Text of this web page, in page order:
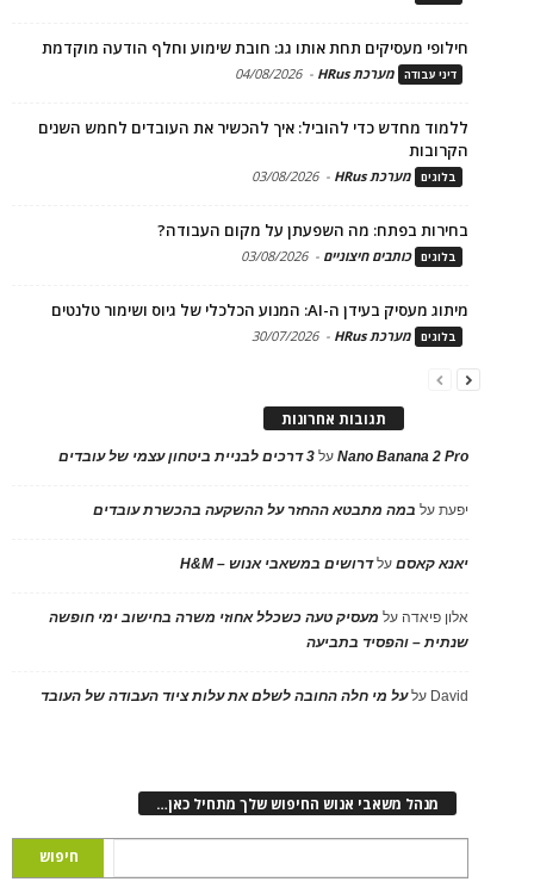
חילופי מעסיקים תחת אותו גג: חובת שימוע וחלף הודעה מוקדמת
דיני עבודה מערכת HRus -
04/08/2026
ללמוד מחדש כדי להוביל: איך להכשיר את העובדים לחמש השנים
הקרובות
בלוגים מערכת HRus -
03/08/2026
בחירות בפתח: מה השפעתן על מקום העבודה?
בלוגים כותבים חיצוניים -
03/08/2026
מיתוג מעסיק בעידן ה-AI: המנוע הכלכלי של גיוס ושימור טלנטים
בלוגים מערכת HRus -
30/07/2026
תגובות אחרונות
Nano Banana 2 Proעל 3 דרכים לבניית ביטחון עצמי של עובדים
יפעתעל במה מתבטא ההחזר על ההשקעה בהכשרת עובדים
יאנא קאסםעלדרושים במשאבי אנוש – H&M
אלון פיאדה על מעסיק טעה כשכלל אחוזי משרה בחישוב ימי חופשה
שנתית – והפסיד בתביעה
David עלעל מי חלה החובה לשלם את עלות ציוד העבודה של העובד
מנהל משאבי אנוש החיפוש שלך מתחיל כאן…